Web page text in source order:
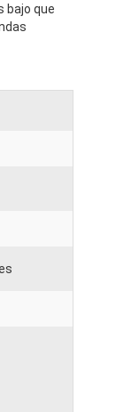
bajo que